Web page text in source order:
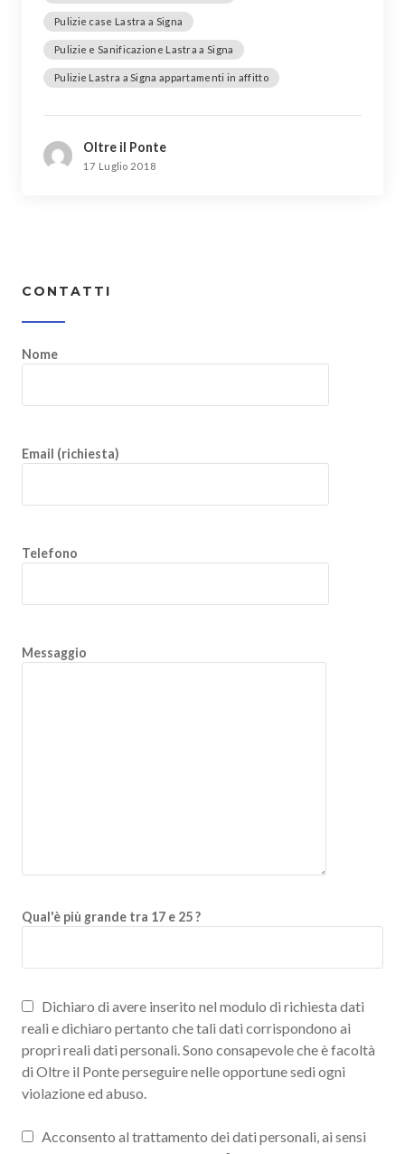
Pulizie case Lastra a Signa
Pulizie e Sanificazione Lastra a Signa
Pulizie Lastra a Signa appartamenti in affitto
Oltre il Ponte
17 Luglio 2018
CONTATTI
Nome
Email (richiesta)
Telefono
Messaggio
Qual'è più grande tra 17 e 25 ?
Dichiaro di avere inserito nel modulo di richiesta dati
reali e dichiaro pertanto che tali dati corrispondono ai
propri reali dati personali. Sono consapevole che è facoltà
di Oltre il Ponte perseguire nelle opportune sedi ogni
violazione ed abuso.
Acconsento al trattamento dei dati personali, ai sensi